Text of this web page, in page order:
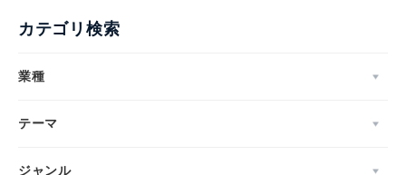
カテゴリ検索
業種
テーマ
ジャンル